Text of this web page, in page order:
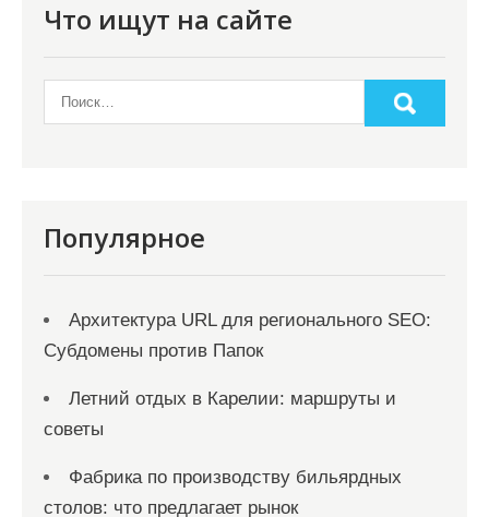
м
Что ищут на сайте
Популярное
Архитектура URL для регионального SEO:
Субдомены против Папок
Летний отдых в Карелии: маршруты и
советы
Фабрика по производству бильярдных
столов: что предлагает рынок